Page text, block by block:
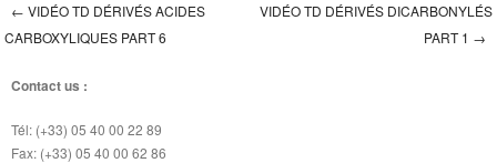
Post navigation
← VIDÉO TD DÉRIVÉS ACIDES
CARBOXYLIQUES PART 6
VIDÉO TD DÉRIVÉS DICARBONYLÉS
PART 1 →
Contact us :
Tél: (+33) 05 40 00 22 89
Fax: (+33) 05 40 00 62 86